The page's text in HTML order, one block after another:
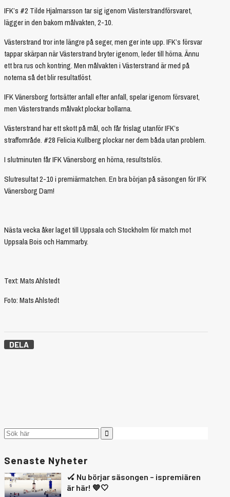
IFK’s #2 Tilde Hjalmarsson tar sig igenom Västerstrandförsvaret,
lägger in den bakom målvakten, 2-10.
Västerstrand tror inte längre på seger, men ger inte upp. IFK’s försvar
tappar skärpan när Västerstrand bryter igenom, leder till hörna. Ännu
ett bra rus och kontring. Men målvakten i Västerstrand är med på
noterna så det blir resultatlöst.
IFK Vänersborg fortsätter anfall efter anfall, spelar igenom försvaret,
men Västerstrands målvakt plockar bollarna.
Västerstrand har ett skott på mål, och får frislag utanför IFK’s
straffområde. #28 Felicia Kullberg plockar ner dem båda utan problem.
I slutminuten får IFK Vänersborg en hörna, resultstslös.
Slutresultat 2-10 i premiärmatchen. En bra början på säsongen för IFK
Vänersborg Dam!
Nästa vecka åker laget till Uppsala och Stockholm för match mot
Uppsala Bois och Hammarby.
Text: Mats Ahlstedt
Foto: Mats Ahlstedt
DELA
Senaste Nyheter
🏑 Nu börjar säsongen – ispremiären
är här! 💙🤍